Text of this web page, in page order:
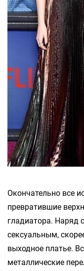
Окончательно все
превратившие
гладиатора. Наряд
сексуальным,
выходное платье.
металлические